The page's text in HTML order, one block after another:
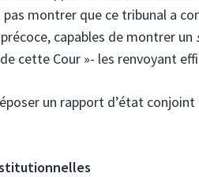
montrer que ce tribunal a
capables de montrer un
cette Cour »- les renvoyant
un rapport d’état